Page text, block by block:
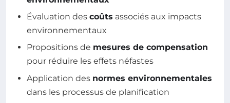
Évaluation des coûts associés aux impacts
environnementaux
Propositions de mesures de compensation
pour réduire les effets néfastes
Application des normes environnementales
dans les processus de planification